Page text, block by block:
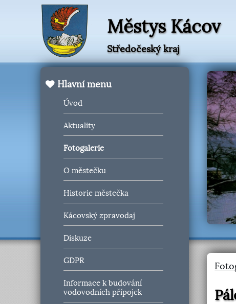
Městys Kácov
Středočeský kraj
Hlavní menu
Úvod
Aktuality
Fotogalerie
O městečku
Historie městečka
Kácovský zpravodaj
Diskuze
GDPR
Informace k budování
vodovodních přípojek